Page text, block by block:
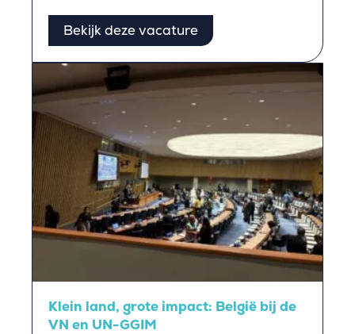
Bekijk deze vacature
Klein land, grote impact: België bij de
VN en UN-GGIM